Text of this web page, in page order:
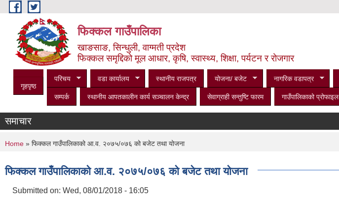
Skip to main content
फिक्कल गाउँपालिका
खाङसाङ, सिन्धुली, वाग्मती प्रदेश
फिक्कल समृद्दिको मूल आधार, कृषि, स्वास्थ्य, शिक्षा, पर्यटन र रोजगार
गृहपृष्ठ
परिचय वडा कार्यालय स्थानीय राजपत्र योजना/ बजेट नागरिक वडापत्र
सम्पर्क स्थानीय आपतकालीन कार्य सञ्‍चालन केन्द्र सेवाग्राही सन्तुष्टि फारम गाउँपालिकाको प्रोफाइल
समाचार
You are here
Home » फिक्कल गाउँपालिकाको आ.व. २०७५/०७६ को बजेट तथा योजना
फिक्कल गाउँपालिकाको आ.व. २०७५/०७६ को बजेट तथा योजना
Submitted on: Wed, 08/01/2018 - 16:05